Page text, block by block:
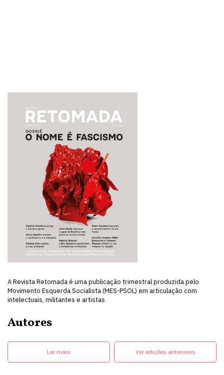
A Revista Retomada é uma publicação trimestral produzida pelo
Movimento Esquerda Socialista (MES-PSOL) em articulação com
intelectuais, militantes e artistas
Autores
Ler mais Ver edições anteriores